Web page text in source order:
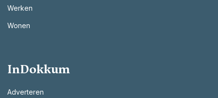
Werken
Wonen
InDokkum
Adverteren